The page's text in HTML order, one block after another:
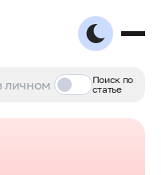
Поиск по
статье